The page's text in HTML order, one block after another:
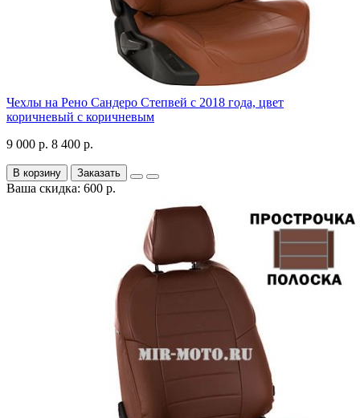
Чехлы на Рено Сандеро Степвей с 2018 года, цвет
коричневый с коричневым
9 000 р. 8 400 р.
В корзину Заказать
Ваша скидка: 600 р.